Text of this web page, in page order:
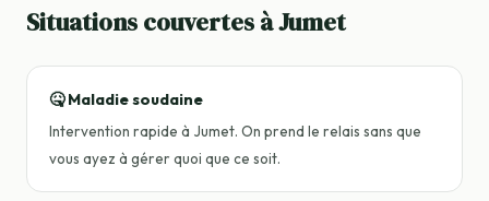
Situations couvertes à Jumet
🤒 Maladie soudaine
Intervention rapide à Jumet. On prend le relais sans que
vous ayez à gérer quoi que ce soit.